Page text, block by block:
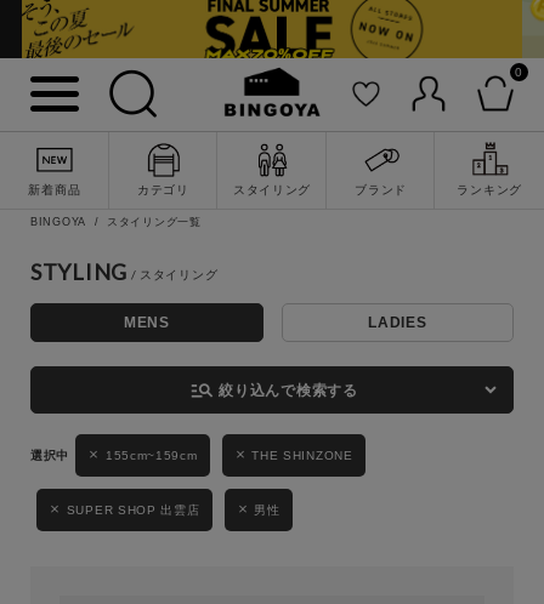
0
新着商品 カテゴリ スタイリング ブランド ランキング
詳細検索
キーワード
性別
MENS LADIES
BINGOYA スタイリング一覧
STYLING
MENS LADIES
manage_search 絞り込んで検索する
155cm~159cm THE SHINZONE
SUPER SHOP 出雲店 男性